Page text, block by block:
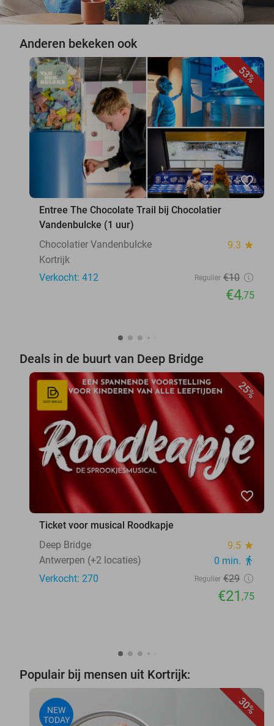
Anderen bekeken ook
53%
favorite_border
Entree The Chocolate Trail bij Chocolatier
Vandenbulcke (1 uur)
Chocolatier Vandenbulcke
9.3 star
Kortrijk
Verkocht: 412
Regulier €10
€4,75
Deals in de buurt van Deep Bridge
25%
favorite_border
Ticket voor musical Roodkapje
Deep Bridge
9.5 star
Antwerpen (+2 locaties) 0 min. directions_walk
Verkocht: 270 Regulier €29
€21 ,75
Populair bij mensen uit Kortrijk:
30%
NEW
TODAY